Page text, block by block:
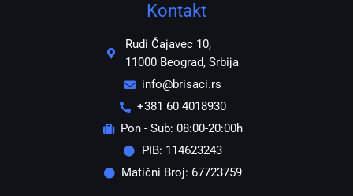
Kontakt
Rudi Čajavec 10,
11000 Beograd, Srbija
info@brisaci.rs
+381 60 4018930
Pon - Sub: 08:00-20:00h
PIB: 114623243
Matični Broj: 67723759